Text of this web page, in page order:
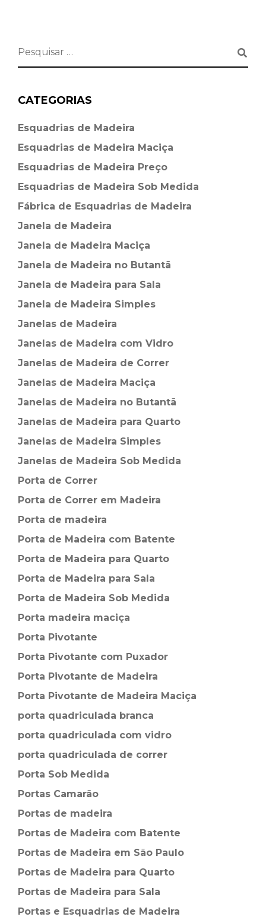
CATEGORIAS
Esquadrias de Madeira⁠
Esquadrias de Madeira Maciça
Esquadrias de Madeira Preço
Esquadrias de Madeira Sob Medida
Fábrica de Esquadrias de Madeira
Janela de Madeira
Janela de Madeira Maciça
Janela de Madeira no Butantã
Janela de Madeira para Sala
Janela de Madeira Simples
Janelas de Madeira
Janelas de Madeira com Vidro
Janelas de Madeira de Correr
Janelas de Madeira Maciça
Janelas de Madeira no Butantã
Janelas de Madeira para Quarto
Janelas de Madeira Simples
Janelas de Madeira Sob Medida
Porta de Correr
Porta de Correr em Madeira
Porta de madeira
Porta de Madeira com Batente
Porta de Madeira para Quarto
Porta de Madeira para Sala
Porta de Madeira Sob Medida
Porta madeira maciça
Porta Pivotante
Porta Pivotante com Puxador
Porta Pivotante de Madeira
Porta Pivotante de Madeira Maciça
porta quadriculada branca
porta quadriculada com vidro
porta quadriculada de correr
Porta Sob Medida
Portas Camarão
Portas de madeira
Portas de Madeira com Batente
Portas de Madeira em São Paulo
Portas de Madeira para Quarto
Portas de Madeira para Sala
Portas e Esquadrias de Madeira